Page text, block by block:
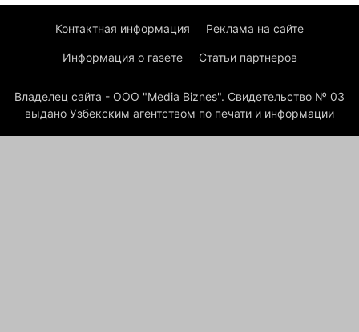
Контактная информация Реклама на сайте
Информация о газете Статьи партнеров
Владелец сайта - ООО "Media Biznes". Свидетельство № 03
выдано Узбекским агентством по печати и информации